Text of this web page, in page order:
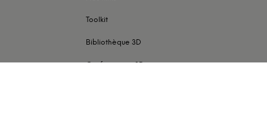
Toolkit
Bibliothèque 3D
Configurateur 3D